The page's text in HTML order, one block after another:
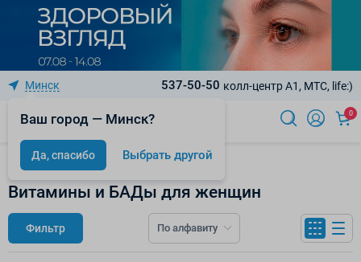
Минск
Ваш город — Минск?
Да, спасибо Выбрать другой
537-50-50 колл-центр A1, МТС, life:)
0
БАДы
Витамины и БАДы для женщин
Фильтр По алфавиту